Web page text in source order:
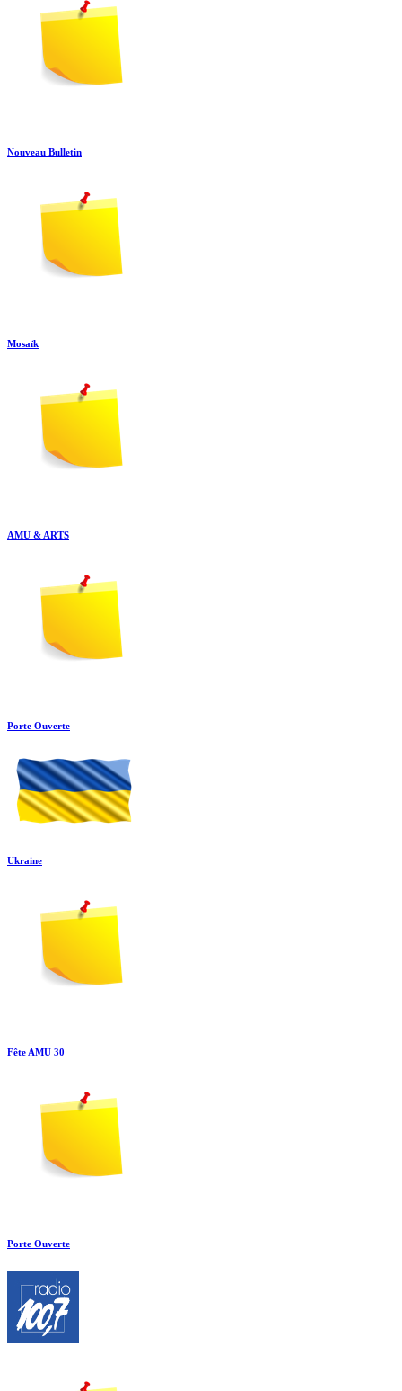
Nouveau Bulletin
Mosaïk
AMU & ARTS
Porte Ouverte
Ukraine
Fête AMU 30
Porte Ouverte